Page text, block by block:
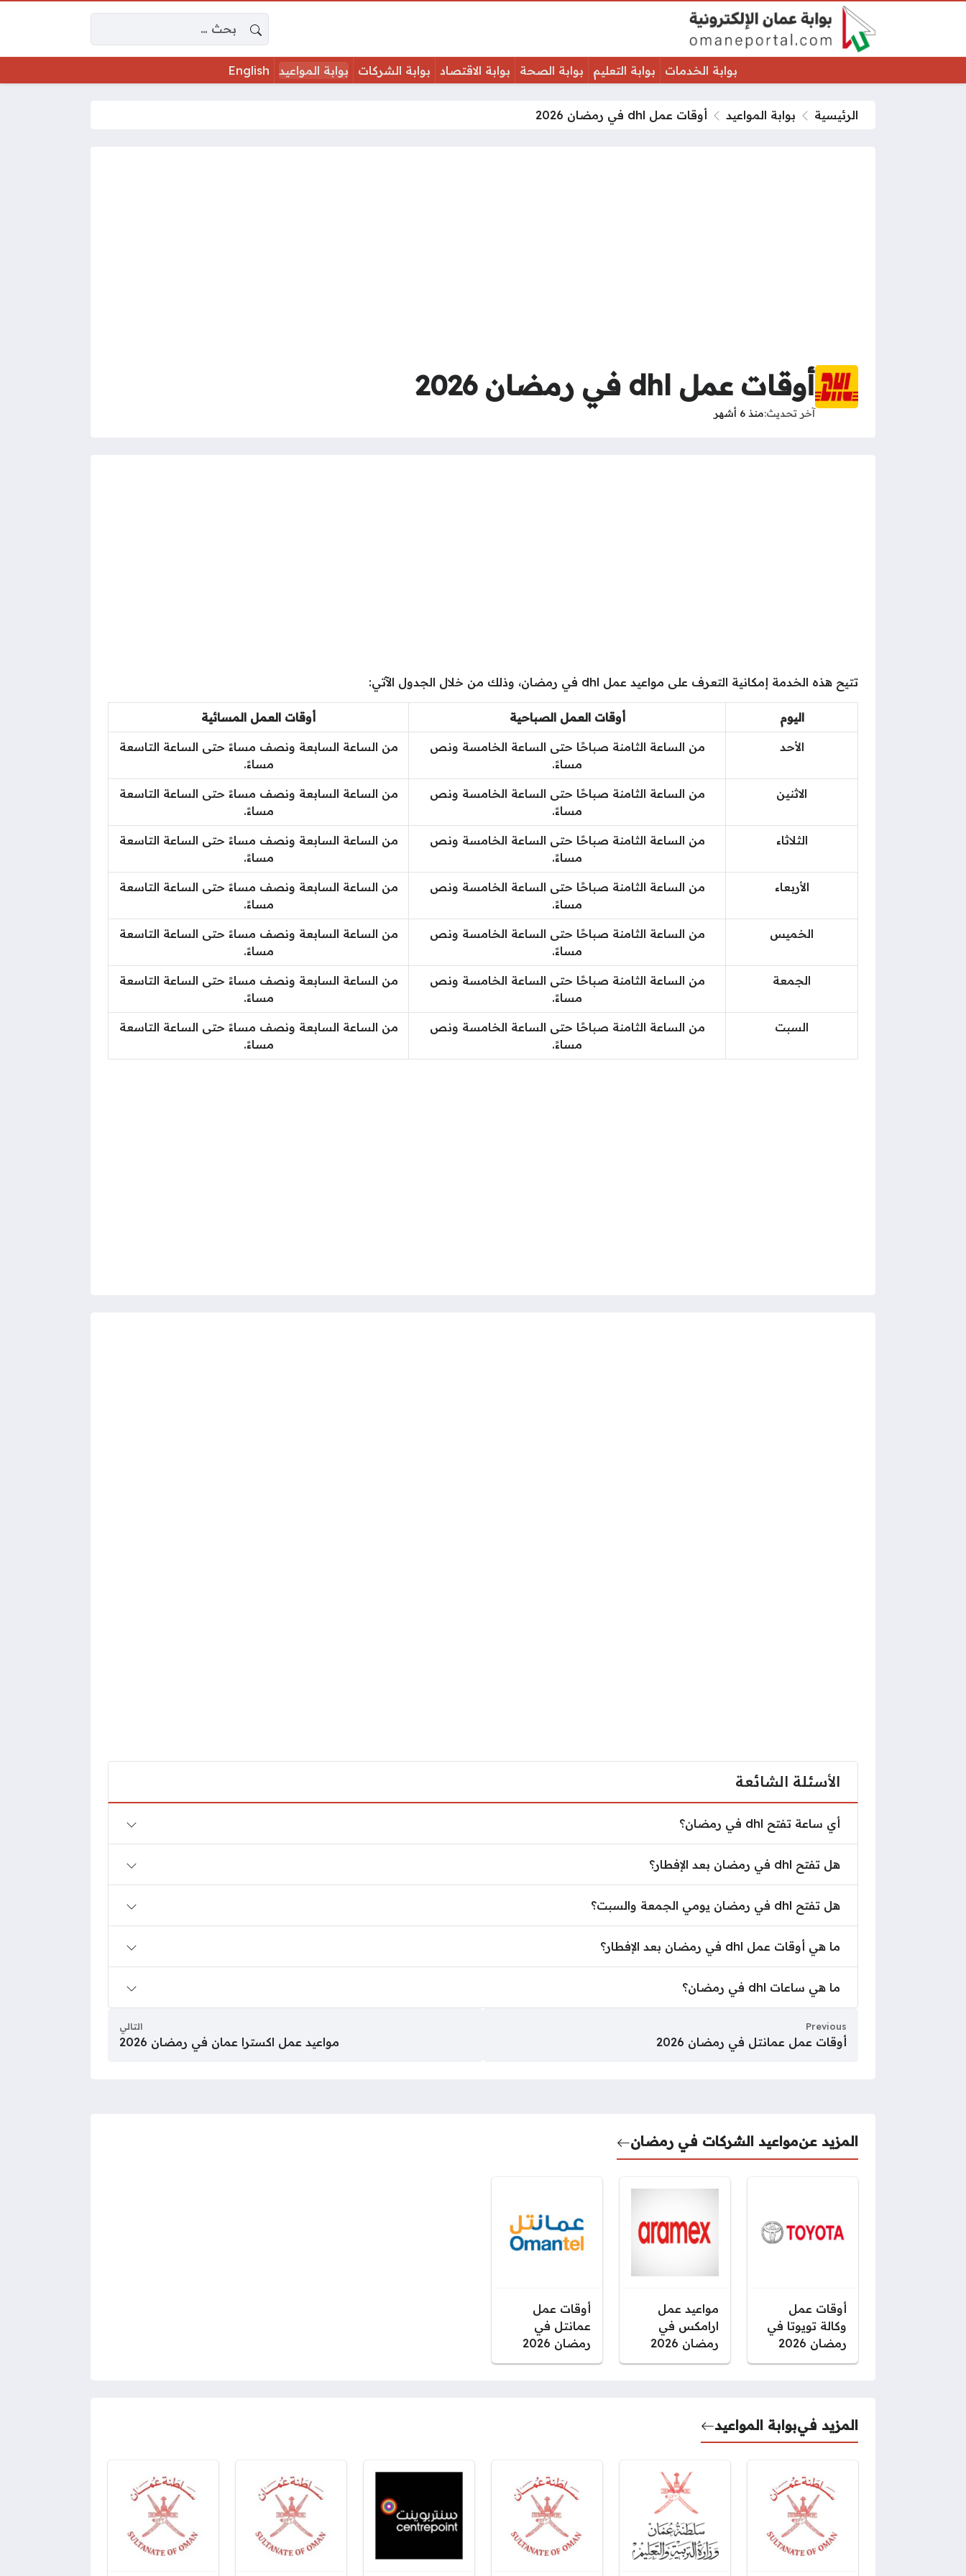
البحث عن:
بوابة الخدمات بوابة التعليم بوابة الصحة بوابة الاقتصاد بوابة الشركات بوابة المواعيد English
الرئيسية بوابة المواعيد أوقات عمل dhl في رمضان 2026
أوقات عمل dhl في رمضان 2026
آخر تحديث منذ 6 أشهر
تتيح هذه الخدمة إمكانية التعرف على مواعيد عمل dhl في رمضان، وذلك من خلال الجدول الآتي:
اليوم أوقات العمل الصباحية أوقات العمل المسائية
الأحد
من الساعة الثامنة صباحًا حتى الساعة الخامسة ونص
مساءً.
من الساعة السابعة ونصف مساءً حتى الساعة التاسعة
مساءً.
الاثنين
من الساعة الثامنة صباحًا حتى الساعة الخامسة ونص
مساءً.
من الساعة السابعة ونصف مساءً حتى الساعة التاسعة
مساءً.
الثلاثاء
من الساعة الثامنة صباحًا حتى الساعة الخامسة ونص
مساءً.
من الساعة السابعة ونصف مساءً حتى الساعة التاسعة
مساءً.
الأربعاء
من الساعة الثامنة صباحًا حتى الساعة الخامسة ونص
مساءً.
من الساعة السابعة ونصف مساءً حتى الساعة التاسعة
مساءً.
الخميس
من الساعة الثامنة صباحًا حتى الساعة الخامسة ونص
مساءً.
من الساعة السابعة ونصف مساءً حتى الساعة التاسعة
مساءً.
الجمعة
من الساعة الثامنة صباحًا حتى الساعة الخامسة ونص
مساءً.
من الساعة السابعة ونصف مساءً حتى الساعة التاسعة
مساءً.
السبت
من الساعة الثامنة صباحًا حتى الساعة الخامسة ونص
مساءً.
من الساعة السابعة ونصف مساءً حتى الساعة التاسعة
مساءً.
الأسئلة الشائعة
أي ساعة تفتح dhl في رمضان؟
أي ساعة تفتح dhl في رمضان؟
هل تفتح dhl في رمضان بعد الإفطار؟
هل تفتح dhl في رمضان يومي الجمعة والسبت؟
ما هي أوقات عمل dhl في رمضان بعد الإفطار؟
ما هي أوقات عمل dhl في رمضان بعد الإفطار؟
ما هي ساعات dhl في رمضان؟
Previous
أوقات عمل عمانتل في رمضان 2026
التالي
مواعيد عمل اكسترا عمان في رمضان 2026
المزيد عنمواعيد الشركات في رمضان
أوقات عمل
وكالة تويوتا في
رمضان 2026
مواعيد عمل
ارامكس في
رمضان 2026
أوقات عمل
عمانتل في
رمضان 2026
المزيد فيبوابة المواعيد